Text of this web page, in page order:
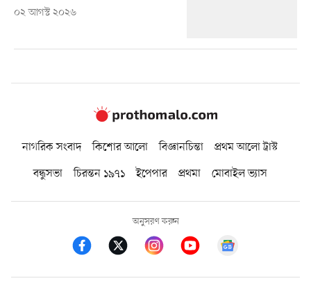
০২ আগস্ট ২০২৬
নাগরিক সংবাদ কিশোর আলো বিজ্ঞানচিন্তা
প্রথম আলো ট্রাস্ট
বন্ধুসভা
চিরন্তন ১৯৭১ ইপেপার প্রথমা মোবাইল ভ্যাস
অনুসরণ করুন